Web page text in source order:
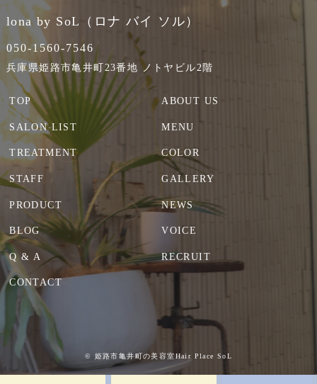
lona by SoL（ロナ バイ ソル）
050-1560-7546
兵庫県姫路市亀井町23番地 ノトヤビル2階
TOP ABOUT US
SALON LIST MENU
TREATMENT COLOR
STAFF GALLERY
PRODUCT NEWS
BLOG VOICE
Q & A RECRUIT
CONTACT
© 姫路市亀井町の美容室Hair Place SoL